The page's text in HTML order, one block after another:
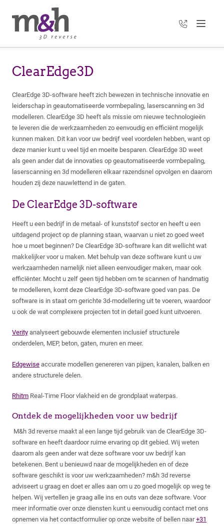
Menu
+31 35 303
ClearEdge3D
ClearEdge 3D-software heeft zich bewezen in technische innovatie en
leiderschap in geautomatiseerde vormbepaling, laserscanning en 3d
modelleren. ClearEdge 3D heeft als missie om nieuwe technologieën
te leveren die de werkzaamheden zo eenvoudig en efficiënt mogelijk
kunnen maken. Dit kan voor uw bedrijf veel voordelen hebben, want op
deze manier kunt u veel tijd en moeite besparen. ClearEdge 3D weet
als geen ander dat de innovaties op geautomatiseerde vormbepaling,
laserscanning en 3d modelleren elkaar razendsnel opvolgen en daarom
houden zij deze nauwlettend in de gaten.
De ClearEdge 3D-software
Heeft u een bedrijf in de metaal- of kunststof sector en heeft u een
uitdagend project op de planning staan, waarvan u niet zo goed weet
hoe u moet beginnen? De ClearEdge 3D-software kan dit wellicht wat
makkelijker voor u maken. Met behulp van deze software kunt u uw
werkzaamheden namelijk niet alleen eenvoudiger maken, maar ook
efficiënter. Mocht u zelf geen tijd hebben om te scannen of handmatig
te modelleren, komt deze ClearEdge 3D-software goed van pas. De
software is in staat om gerichte 3d-modellering uit te voeren, waardoor
u ook de wat complexere projecten tot in detail goed kunt uitvoeren.
Verity analyseert gebouwde elementen inclusief structurele
onderdelen, MEP, beton, gaten, muren en meer.
Edgewise accurate modellen genereren van pijpen, kanalen, balken en
andere structurele delen.
Rhitm Real-Time Floor vlakheid en de grondplaat waterpas.
Ontdek de mogelijkheden voor uw bedrijf
M&h 3d reverse maakt al een lange tijd gebruik van de ClearEdge 3D-
software en heeft daardoor ruime ervaring op dit gebied. Wij weten
daarom als geen ander wat deze software voor uw bedrijf kan
betekenen. Bent u benieuwd naar de mogelijkheden en of deze
software geschikt is voor uw werkzaamheden? m&h 3d reverse
adviseert u graag en doet er alles aan om u zo goed mogelijk op weg te
helpen. Wij vertellen je graag alle ins en outs van deze software. Voor
meer informatie over onze diensten kunt u eenvoudig contact met ons
opnemen via het contactformulier op onze website of bellen naar+31